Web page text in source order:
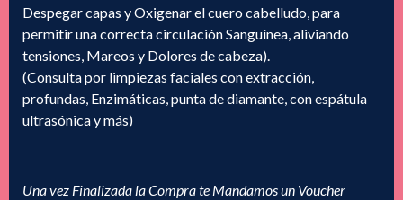
Despegar capas y Oxigenar el cuero cabelludo, para
permitir una correcta circulación Sanguínea, aliviando
tensiones, Mareos y Dolores de cabeza).
(Consulta por limpiezas faciales con extracción,
profundas, Enzimáticas, punta de diamante, con espátula
ultrasónica y más)
Una vez Finalizada la Compra te Mandamos un Voucher